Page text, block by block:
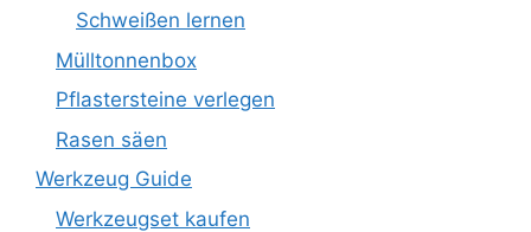
Schweißen lernen
Mülltonnenbox
Pflastersteine verlegen
Rasen säen
Werkzeug Guide
Werkzeugset kaufen